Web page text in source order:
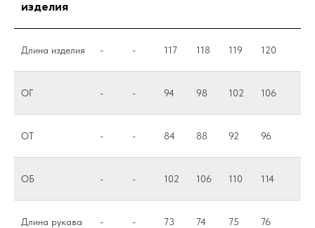
изделия
Длина изделия - - 117 118 119 120
ОГ - - 94 98 102 106
ОТ - - 84 88 92 96
ОБ - - 102 106 110 114
Длина рукава
- - 73 74 75 76